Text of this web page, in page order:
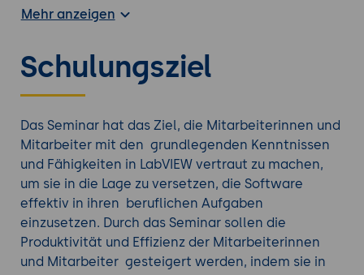
effizient zu nutzen.
unterschiedlicher Komplexität und Größe
skaliert werden. Von einfachen
komplexen Regelungssystemen oder
Datenanalysen kann LabVIEW die
Anforderungen von Unternehmen in
verschiedenen Branchen erfüllen.
Benutzerfreundliche Oberfläche:
können benutzerfreundliche grafische
Benutzeroberflächen erstellt werden, die es
Mitarbeitern ermöglichen, Anwendungen
Mehr anzeigen
Schulungsziel
Das Seminar hat das Ziel, die Mitarbeiterinnen und
Mitarbeiter mit den grundlegenden Kenntnissen
und Fähigkeiten in LabVIEW vertraut zu machen,
um sie in die Lage zu versetzen, die Software
effektiv in ihren beruflichen Aufgaben
einzusetzen. Durch das Seminar sollen die
Produktivität und Effizienz der Mitarbeiterinnen
und Mitarbeiter gesteigert werden, indem sie in